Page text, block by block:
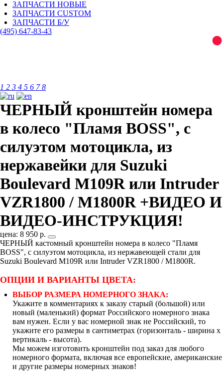
ЗАПЧАСТИ НОВЫЕ
ЗАПЧАСТИ CUSTOM
ЗАПЧАСТИ Б/У
(495) 647-83-43
1 2 3 4 5 6 7 8
ЧЕРНЫЙ кронштейн номера
в колесо "Пламя BOSS", с
силуэтом мотоцикла, из
нержавейки для Suzuki
Boulevard M109R или Intruder
VZR1800 / M1800R +ВИДЕО И
ВИДЕО-ИНСТРУКЦИЯ!
цена: 8 950 р.
ЧЕРНЫЙ кастомный кронштейн номера в колесо "Пламя
BOSS", с силуэтом мотоцикла, из нержавеющей стали для
Suzuki Boulevard M109R или Intruder VZR1800 / M1800R.
ОПЦИИ И ВАРИАНТЫ ЦВЕТА:
ВЫБОР РАЗМЕРА НОМЕРНОГО ЗНАКА:
Укажите в комментариях к заказу старый (большой) или
новый (маленький) формат Российского номерного знака
вам нужен. Если у вас номерной знак не Российский, то
укажите его размеры в сантиметрах (горизонталь - ширина х
вертикаль - высота).
Мы можем изготовить кронштейн под заказ для любого
номерного формата, включая все европейские, американские
и другие размеры номерных знаков!